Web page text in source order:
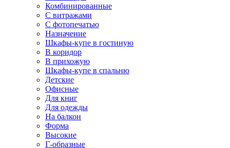
Комбинированные
С витражами
С фотопечатью
Назначение
Шкафы-купе в гостиную
В коридор
В прихожую
Шкафы-купе в спальню
Детские
Офисные
Для книг
Для одежды
На балкон
Форма
Высокие
Г-образные